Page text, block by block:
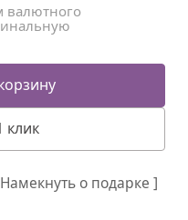
валютного
клик
о подарке ]